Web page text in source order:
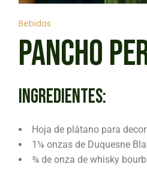
Bebidas
PANCHO
INGREDIENTES:
Hoja de plátano para
1¼ onzas de Duquesne
¾ de onza de whisky